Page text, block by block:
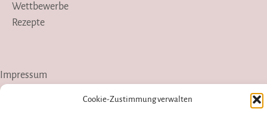
Cookie-Zustimmung verwalten
Wettbewerbe
Rezepte
Impressum
Datenschutzerklärung